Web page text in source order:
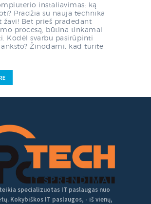
instaliavimas: ką
Pradžia su nauja technika
žavi! Bet prieš pradedant
procesą, būtina tinkamai
Kodėl svarbu pasirūpinti
Žinodami, kad turite
specializuotas IT paslaugas nuo
Kokybiškos IT paslaugos, - iš vienų,